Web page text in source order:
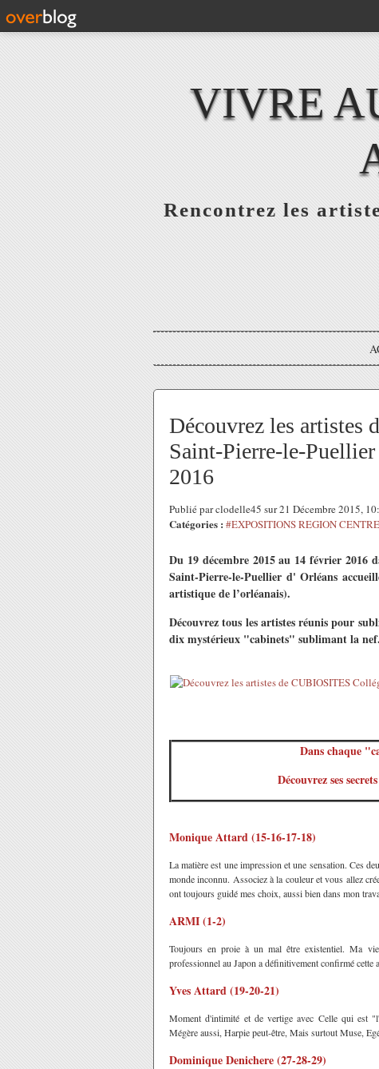
VIVRE
Rencontrez les
Découvrez les artistes
Saint-Pierre-le-
2016
Publié par clodelle45 sur 21 Décembre 2015,
Catégories : #EXPOSITIONS REGION CENTRE
Du 19 décembre 2015 au 14 février 2016
Saint-Pierre-le-Puellier d' Orléans
artistique de l’orléanais).
Découvrez tous les artistes réunis pour
dix mystérieux "cabinets" sublimant la nef.
Dans chaque
Découvrez ses
Monique Attard (15-16-17-18)
La matière est une impression et une sensation. Ces
monde inconnu. Associez à la couleur et vous allez
ont toujours guidé mes choix, aussi bien dans mon
ARMI (1-2)
Toujours en proie à un mal être existentiel. Ma
professionnel au Japon a définitivement confirmé cette
Yves Attard (19-20-21)
Moment d'intimité et de vertige avec Celle qui est
Mégère aussi, Harpie peut-être, Mais surtout Muse,
Dominique Denichere (27-28-29)